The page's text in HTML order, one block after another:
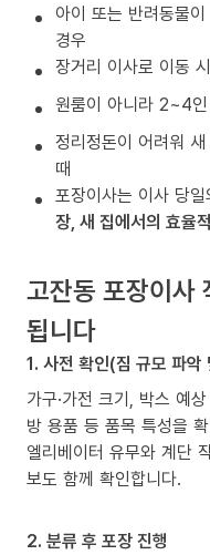
아이 또는 반려동물
경우
장거리 이사로 이동
원룸이 아니라 2~4
정리정돈이 어려워
때
포장이사는 이사 당
장, 새 집에서의 효율
고잔동 포장이사
됩니다
1. 사전 확인(짐 규모 파악
가구·가전 크기, 박스 예
방 용품 등 품목 특성을
엘리베이터 유무와 계단
보도 함께 확인합니다.
2. 분류 후 포장 진행